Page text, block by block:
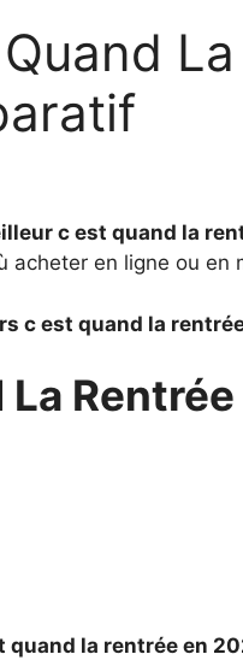
La
c est quand la
acheter en ligne ou en
c est quand la
quand la rentrée en